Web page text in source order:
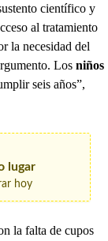
científico y
al tratamiento
la necesidad del
Los niños
seis años”,
lugar
hoy
la falta de cupos